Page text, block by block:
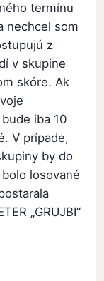
termínu
nechcel som
z
v skupine
skóre. Ak
iba 10
V prípade,
by do
losované
„GRUJBI“